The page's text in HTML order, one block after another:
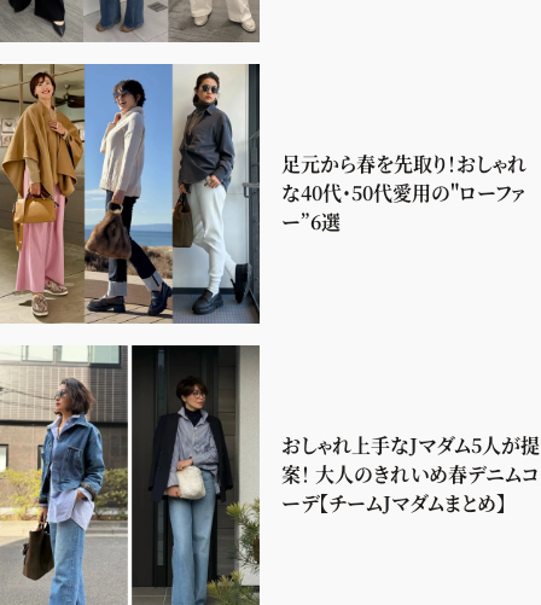
足元から春を先取り！おしゃれ
な40代・50代愛用の"ローファ
ー”6選
おしゃれ上手なJマダム5人が提
案！ 大人のきれいめ春デニムコ
ーデ【チームJマダムまとめ】